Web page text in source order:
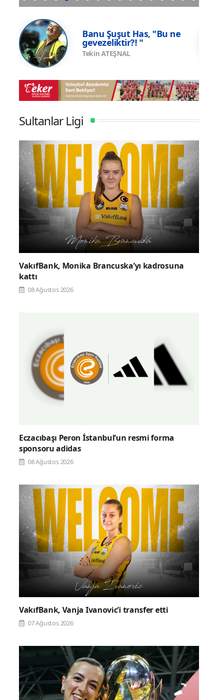
Eczacıbaşı Peron İstanbul’un resmi forma
Banu Şuşut Has, "Bu ne
gevezeliktir?! "
Tekin ATEŞNAL
Sultanlar Ligi
VakıfBank, Monika Brancuska’yı kadrosuna
kattı
08 Ağustos 2026
Eczacıbaşı Peron İstanbul’un resmi forma
sponsoru adidas
08 Ağustos 2026
VakıfBank, Vanja Ivanovic’i transfer etti
07 Ağustos 2026